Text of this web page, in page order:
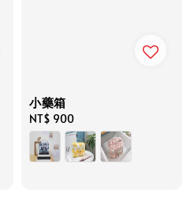
小藥箱
Regular
price
NT$ 900